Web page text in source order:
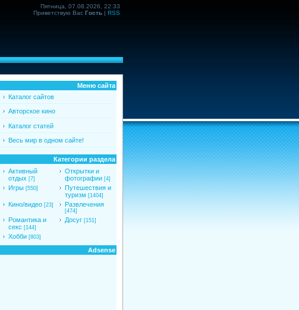
Пятница, 07.08.2026, 22:33
Приветствую Вас Гость| RSS
Меню сайта
Каталог сайтов
Авторское кино
Каталог статей
Весь мир в одном сайте!
Категории раздела
Активный
отдых [7]
Открытки и
фотографии [4]
Игры [550]
Путешествия и
туризм [1404]
Кино/видео [23] Развлечения
[474]
Романтика и
секс [144]
Досуг [151]
Хобби [803]
Adsense